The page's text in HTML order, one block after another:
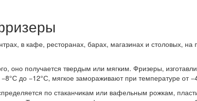
в кафе, ресторанах, барах, магазинах и столовых, на
оно получается твердым или мягким. Фризеры,
до −12°С, мягкое замораживают при температуре от
по стаканчикам или вафельным рожкам,